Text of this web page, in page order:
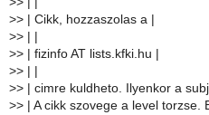
>> | Cikk, hozzaszolas a |
>> | |
>> | fizinfo AT lists.kfki.hu |
>> | |
>> | cimre kuldheto. Ilyenkor a
>> | A cikk szovege a level torzse.